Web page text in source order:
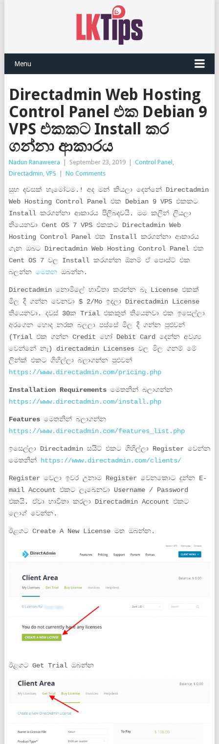
Menu
Directadmin Web Hosting
Control Panel එක Debian 9
VPS එකකට Install කර
ගන්නා ආකාරය
Nadun Ranaweera September 23, 2019 Control Panel ,
Directadmin, VPS No Comments
සුභ දවසක් හැමෝටම.! අද මන් කියලා දෙන්නේ Directadmin
Web Hosting Control Panel එක Debian 9 VPS එකකට
Install කරගන්නා ආකාරය පිලිබදවයි. මම කලින් ලියලා
තියෙනවා Cent OS 7 VPS එකකට Directadmin Web
Hosting Control Panel එක Install කරගන්නා ආකාරය
ගැන ඔබට Directadmin Web Hosting Control Panel එක
Cent OS 7 වල Install කරගන්න ඕනම් ඒ පොස්ට් එක
බලන්න මෙතනඔබන්න.
Directadmin නොමිලේ භාවිතා කරන්න බෑ License එකක්
මිල දී ගන්න වෙනවා $ 2/Mo ඉදලා Directadmin License
තියෙනවා. දවස් 30ක Trial එකකුත් තියෙනවා එක ඉසෙල්ලා
අරගෙන හොද නරක බලලා පස්සේ මිල දී ගන්න පුළුවන්
(Trial එක ගන්න Credit හෝ Debit Card දෙන්න අවශ්‍ය
වෙන්නේ නෑ) directadmin Licenses වල මිල ගනම් මේ
ලින්ක් එකට ගිහිල්ලා බලාගන්න පුළුවන්
https://www.directadmin.com/pricing.php
Installation Requirementsමෙතනින් බලාගන්න
https://www.directadmin.com/install.php
Featuresමෙතනින් බලාගන්න
https://www.directadmin.com/features_list.php
ඉසෙල්ලා Directadmin සයිට් එකට ගිහිල්ලා Register වෙන්න
මෙතනින්
https://www.directadmin.com/clients/
Register වෙලා ඉවර උනාම Register වෙනකොට දුන්න E-
mail Account එකට ලැබෙනවා Username / Password
එකයි. ඒවා භාවිතා කරලා Directadmin Account එකට
ලොග් වෙන්න.
ඊළගට Create A New License මත ඔබන්න.
ඊළගට Get Trial ඔබන්න